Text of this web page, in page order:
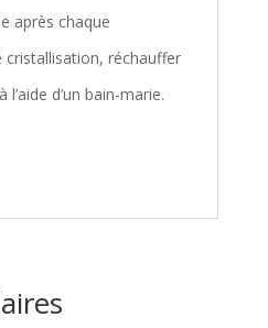
après chaque
cristallisation, réchauffer
d’un bain-marie.